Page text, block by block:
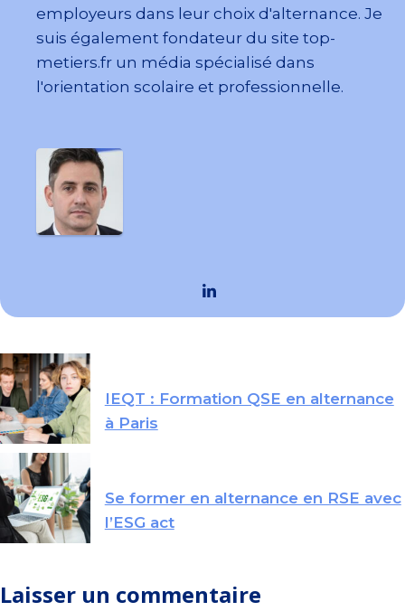
employeurs dans leur choix d'alternance. Je
suis également fondateur du site top-
metiers.fr un média spécialisé dans
l'orientation scolaire et professionnelle.
IEQT : Formation QSE en alternance
à Paris
Se former en alternance en RSE avec
l’ESG act
Laisser un commentaire